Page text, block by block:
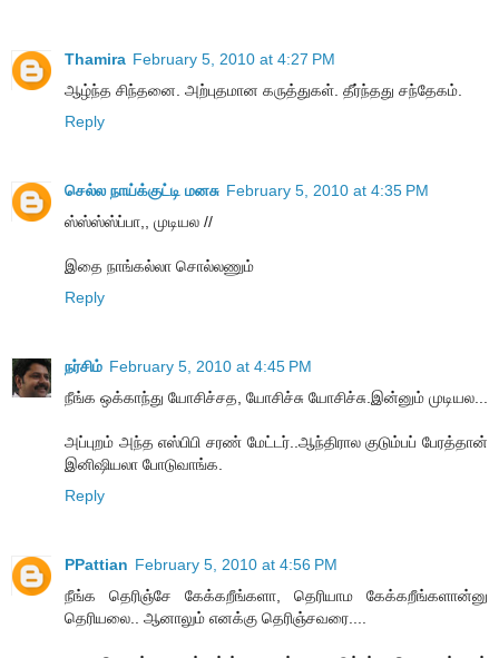
Thamira February 5, 2010 at 4:27 PM
ஆழ்ந்த சிந்தனை. அற்புதமான கருத்துகள். தீர்ந்தது சந்தேகம்.
Reply
செல்ல நாய்க்குட்டி மனசு February 5, 2010 at 4:35 PM
ஸ்ஸ்ஸ்ஸ்ப்பா,, முடியல //
இதை நாங்கல்லா சொல்லணும்
Reply
நர்சிம் February 5, 2010 at 4:45 PM
நீங்க ஒக்காந்து யோசிச்சத, யோசிச்சு யோசிச்சு.இன்னும் முடியல...
அப்புறம் அந்த எஸ்பிபி சரண் மேட்டர்..ஆந்திரால குடும்பப் பேரத்தான்
இனிஷியலா போடுவாங்க.
Reply
PPattian February 5, 2010 at 4:56 PM
நீங்க தெரிஞ்சே கேக்கறீங்களா, தெரியாம கேக்கறீங்களான்னு
தெரியலை.. ஆனாலும் எனக்கு தெரிஞ்சவரை....